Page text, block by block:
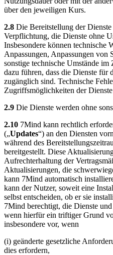
über den jeweiligen Kurs.
2.8 Die Bereitstellung der
Verpflichtung, die Dienste ohne
Insbesondere können technische
Anpassungen, Anpassungen von
sonstige technische Umstände
dazu führen, dass die Dienste für
zugänglich sind. Technische
Zugriffsmöglichkeiten der
2.9 Die Dienste werden ohne
2.10 7Mind kann rechtlich
(„Updates“) an den Diensten
während des
bereitgestellt. Diese
Aufrechterhaltung der
Aktualisierungen, die
kann 7Mind automatisch
kann der Nutzer, soweit eine
selbst entscheiden, ob er sie
7Mind berechtigt, die Dienste
wenn hierfür ein triftiger Grund
insbesondere vor, wenn
(i) geänderte gesetzliche
dies erfordern,